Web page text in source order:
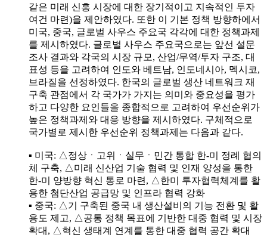
같은 미래 신흥 시장에 대한 장기적이고 지속적인 투자
여건 마련)을 제안하였다. 또한 이 기본 정책 방향하에서
미국, 중국, 글로벌 사우스 주요국 각각에 대한 정책과제
를 제시하였다. 글로벌 사우스 주요국으로는 앞선 설문
조사 결과와 각국의 시장 규모, 산업/무역/투자 구조, 대
표성 등을 고려하여 인도와 베트남, 인도네시아, 멕시코,
브라질을 선정하였다. 한국의 글로벌 생산 네트워크 재
구축 관점에서 각 국가가 가지는 의미와 중요성을 평가
하고 다양한 요인들을 종합적으로 고려하여 우선순위가
높은 정책과제와 대응 방향을 제시하였다. 구체적으로
국가별로 제시한 우선순위 정책과제는 다음과 같다.
▪ 미국: △정상ㆍ고위ㆍ실무ㆍ민간 통합 한-미 정례 협의
체 구축, △미래 신산업 기술 협력 및 인재 양성을 통한
한-미 양방향 혁신 통로 마련, △한미 투자협력체계를 활
용한 첨단산업 공급망 및 인프라 협력 강화
▪ 중국: △기 구축된 중국 내 생산설비의 기능 전환 및 활
용도 제고, △공통 정책 목표에 기반한 대중 협력 및 시장
확대, △혁신 생태계 연계를 통한 대중 협력 공간 확대